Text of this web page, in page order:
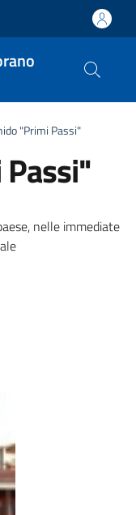
"Primi Passi"
nelle immediate